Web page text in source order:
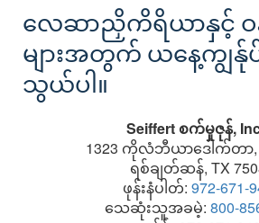
လေဆာညှိကိရိယာနှင့် ဝ
များအတွက် ယနေ့က
သွယ်ပါ။
Seiffert စက်မှုဇုန်,
1323 ကိုလံဘီယာဒေါက်တာ,
ရစ်ချတ်ဆန်, TX
ဖုန်းနံပါတ်: 972-671-
သေဆုံးသူအခမဲ့: 800-